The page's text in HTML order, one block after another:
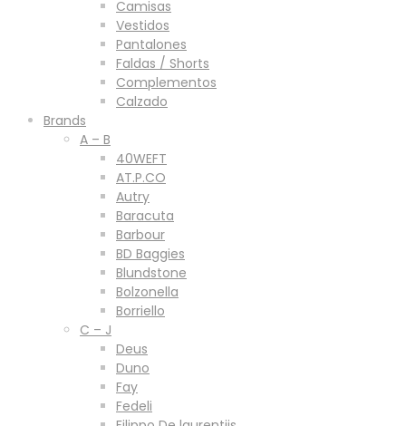
Camisas
Vestidos
Pantalones
Faldas / Shorts
Complementos
Calzado
Brands
A – B
40WEFT
AT.P.CO
Autry
Baracuta
Barbour
BD Baggies
Blundstone
Bolzonella
Borriello
C – J
Deus
Duno
Fay
Fedeli